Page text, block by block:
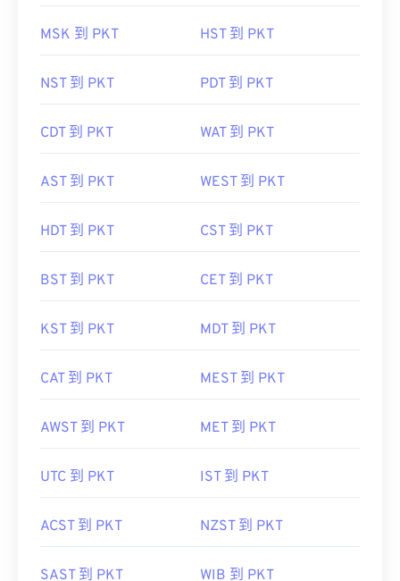
MSK 到 PKT HST 到 PKT
NST 到 PKT PDT 到 PKT
CDT 到 PKT WAT 到 PKT
AST 到 PKT WEST 到 PKT
HDT 到 PKT CST 到 PKT
BST 到 PKT CET 到 PKT
KST 到 PKT MDT 到 PKT
CAT 到 PKT MEST 到 PKT
AWST 到 PKT MET 到 PKT
UTC 到 PKT IST 到 PKT
ACST 到 PKT NZST 到 PKT
SAST 到 PKT WIB 到 PKT